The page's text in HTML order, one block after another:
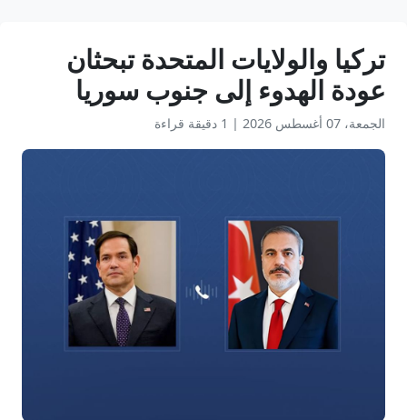
تركيا والولايات المتحدة تبحثان
عودة الهدوء إلى جنوب سوريا
الجمعة، 07 أغسطس 2026 | 1 دقيقة قراءة